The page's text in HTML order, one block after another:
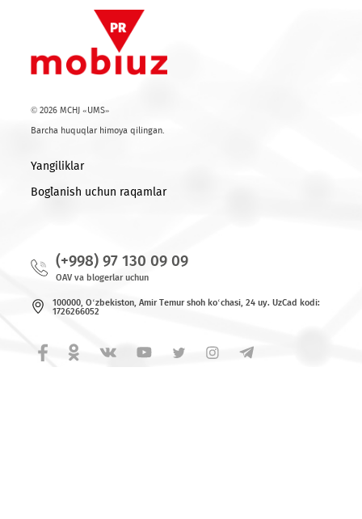
bunday qulay shartlarda va tarif rejalariga bog'lanmagan
taqdim etilishi – mamlakat telekommunikatsiya bozori
umuman yangi holatdir. O'z strategik rivojlanishining
cho'qqisiga chiqqan UMS kompaniyasi yil yakunigacha
Ro'yxatga qaytish
© 2026 MCHJ «UMS»